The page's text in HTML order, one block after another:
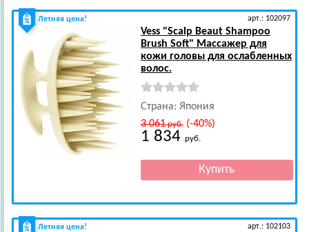
Летняя цена! арт.: 102097
Vess"Scalp Beaut Shampoo
Brush Soft" Массажер для
кожи головы для ослабленных
волос.
Страна: Япония
3 061руб.(-40%)
1 834 руб.
Летняя цена! арт.: 102103